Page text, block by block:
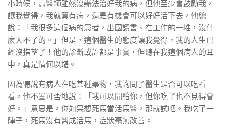
小時候，高醫師雖然沒辦法治好我的病，但他至少會鼓勵我，
讓我覺得，我就算有病，還是有機會可以好好活下去，他總
說：「我很多這個病的患者，出國讀書、在工作的一堆，沒什
麼大不了的。」但是，這個醫生的態度讓我覺得，我的人生已
經沒指望了！他的診斷或許都是事實，但聽在我這個病人的耳
中，真是情何以堪。
因為聽說有病人在吃某種藥物，我詢問了醫生是否可以吃看
看，他不置可否地說：「我可以開給你，但你吃了也不見得會
好。」意思是，你如果想死馬當活馬醫，那就試吧。我吃了一
陣子，死馬沒有醫成活馬，症狀毫無改善。